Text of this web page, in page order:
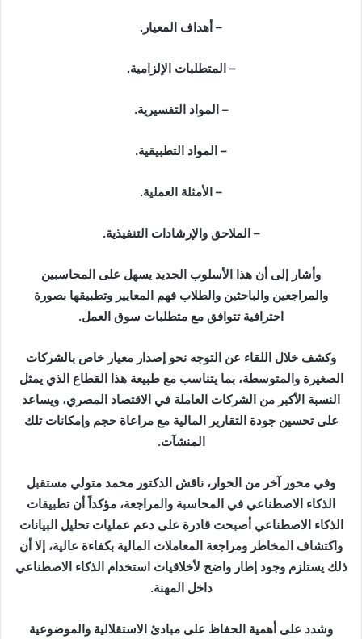
– أهداف المعيار.
– المتطلبات الإلزامية.
– المواد التفسيرية.
– المواد التطبيقية.
– الأمثلة العملية.
– الملاحق والإرشادات التنفيذية.
وأشار إلى أن هذا الأسلوب الجديد يسهل على المحاسبين
والمراجعين والباحثين والطلاب فهم المعايير وتطبيقها بصورة
احترافية تتوافق مع متطلبات سوق العمل.
وكشف خلال اللقاء عن التوجه نحو إصدار معيار خاص بالشركات
الصغيرة والمتوسطة، بما يتناسب مع طبيعة هذا القطاع الذي يمثل
النسبة الأكبر من الشركات العاملة في الاقتصاد المصري، ويساعد
على تحسين جودة التقارير المالية مع مراعاة حجم وإمكانات تلك
المنشآت.
وفي محور آخر من الحوار، ناقش الدكتور محمد متولي مستقبل
الذكاء الاصطناعي في المحاسبة والمراجعة، مؤكداً أن تطبيقات
الذكاء الاصطناعي أصبحت قادرة على دعم عمليات تحليل البيانات
واكتشاف المخاطر ومراجعة المعاملات المالية بكفاءة عالية، إلا أن
ذلك يستلزم وجود إطار واضح لأخلاقيات استخدام الذكاء الاصطناعي
داخل المهنة.
وشدد على أهمية الحفاظ على مبادئ الاستقلالية والموضوعية